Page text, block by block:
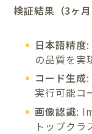
検証結果（3ヶ月
日本語精度
の品質を実
コード生成
実行可能コ
画像認識:
トップクラ